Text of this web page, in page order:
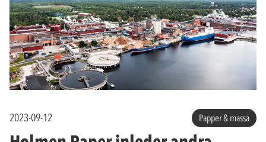
2023-09-12 Papper & massa